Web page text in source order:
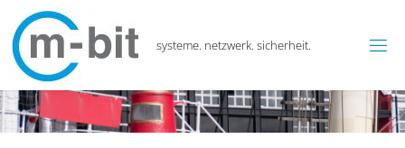
systeme. netzwerk. sicherheit.